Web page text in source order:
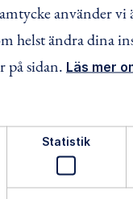
kl 9.15 på
på det du
på det som sålts)
under de dagar du
har vi ett krav på
är det jättebra
använder vi
helst ändra dina
på sidan. Läs mer
Statistik